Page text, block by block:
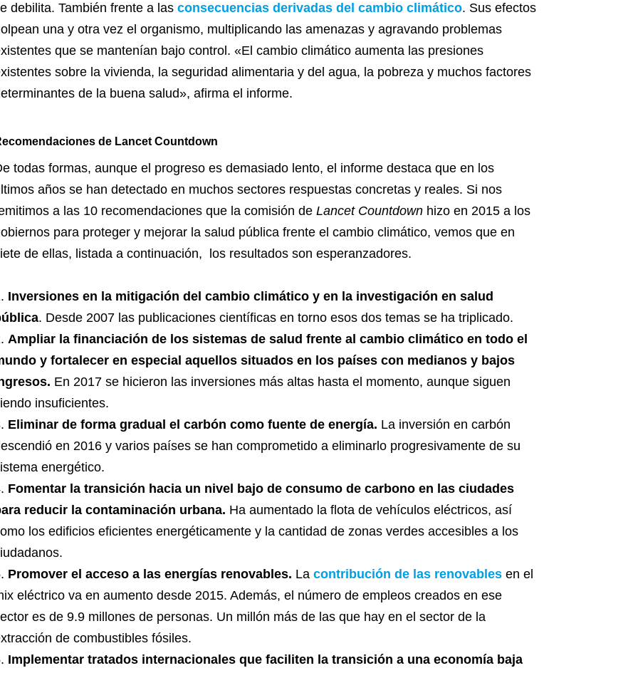
debilita. También frente a las consecuencias derivadas del cambio climático. Sus efectos
una y otra vez el organismo, multiplicando las amenazas y agravando problemas
que se mantenían bajo control. «El cambio climático aumenta las presiones
sobre la vivienda, la seguridad alimentaria y del agua, la pobreza y muchos factores
de la buena salud», afirma el informe.
de Lancet Countdown
todas formas, aunque el progreso es demasiado lento, el informe destaca que en los
años se han detectado en muchos sectores respuestas concretas y reales. Si nos
a las 10 recomendaciones que la comisión de Lancet Countdownhizo en 2015 a los
para proteger y mejorar la salud pública frente el cambio climático, vemos que en
de ellas, listada a continuación,
los resultados son esperanzadores.
Inversiones en la mitigación del cambio climático y en la investigación en salud
. Desde 2007 las publicaciones científicas en torno esos dos temas se ha triplicado.
Ampliar la financiación de los sistemas de salud frente al cambio climático en todo el
y fortalecer en especial aquellos situados en los países con medianos y bajos
En 2017 se hicieron las inversiones más altas hasta el momento, aunque siguen
insuficientes.
Eliminar de forma gradual el carbón como fuente de energía. La inversión en carbón
en 2016 y varios países se han comprometido a eliminarlo progresivamente de su
energético.
Fomentar la transición hacia un nivel bajo de consumo de carbono en las ciudades
reducir la contaminación urbana. Ha aumentado la flota de vehículos eléctricos, así
los edificios eficientes energéticamente y la cantidad de zonas verdes accesibles a los
Promover el acceso a las energías renovables. La contribución de las renovablesen el
eléctrico va en aumento desde 2015. Además, el número de empleos creados en ese
es de 9.9 millones de personas. Un millón más de las que hay en el sector de la
de combustibles fósiles.
Implementar tratados internacionales que faciliten la transición a una economía baja